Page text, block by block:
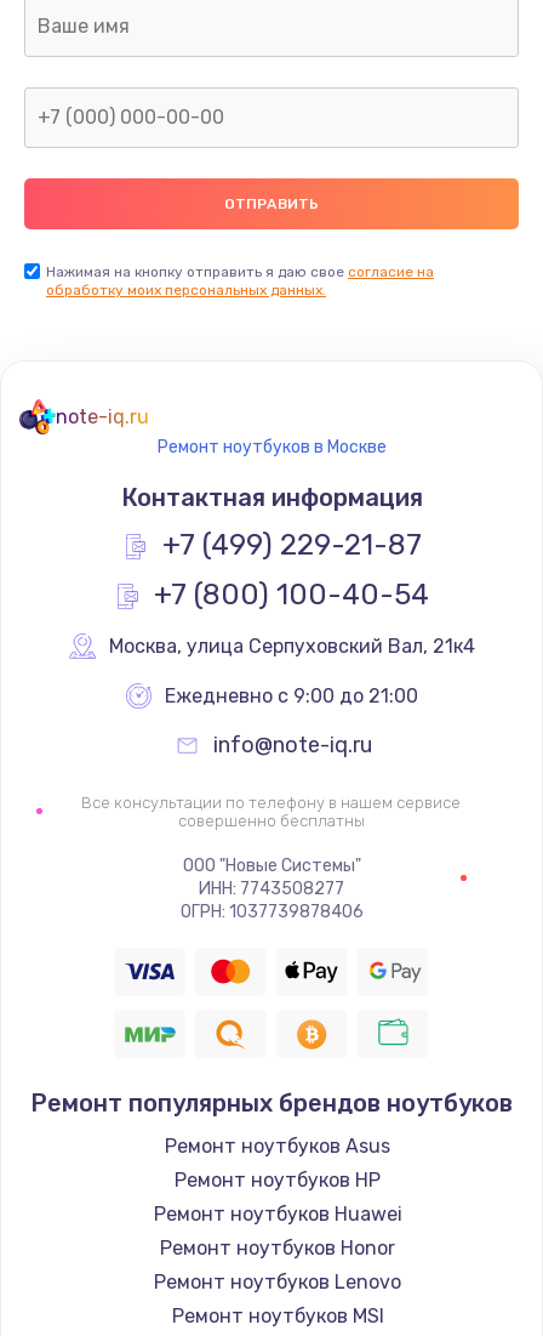
Нажимая на кнопку отправить я даю свое согласие на
обработку моих персональных данных.
note-iq.ru
Ремонт ноутбуков в Москве
Контактная информация
+7 (499) 229-21-87
+7 (800) 100-40-54
Москва, улица Серпуховский Вал, 21к4
Ежедневно с 9:00 до 21:00
info@note-iq.ru
Все консультации по телефону в нашем сервисе
совершенно бесплатны
ООО "Новые Системы"
ИНН: 7743508277
ОГРН: 1037739878406
Ремонт популярных брендов ноутбуков
Ремонт ноутбуков Asus
Ремонт ноутбуков HP
Ремонт ноутбуков Huawei
Ремонт ноутбуков Honor
Ремонт ноутбуков Lenovo
Ремонт ноутбуков MSI